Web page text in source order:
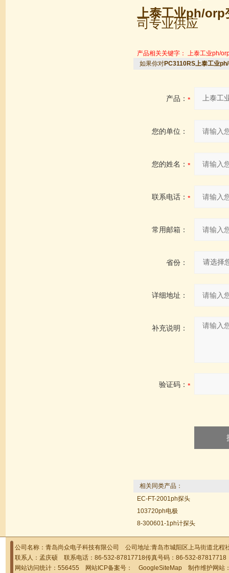
上泰工业ph/orp
司专业供应
产品相关关键字： 上泰工业ph/
如果你对PC3110RS上泰工业
产品：
您的单位：
您的姓名：
联系电话：
常用邮箱：
省份：
详细地址：
补充说明：
验证码：
相关同类产品：
EC-FT-2001ph探头
103720ph电极
8-300601-1ph计探头
公司名称：青岛尚众电子科技有限公司 公司地址:青岛市城阳区上马街道北
联系人：孟庆硕 联系电话：86-532-87817718传真号码：86-532-
网站访问统计：556455 网站ICP备案号： GoogleSiteMap 制作维护网站